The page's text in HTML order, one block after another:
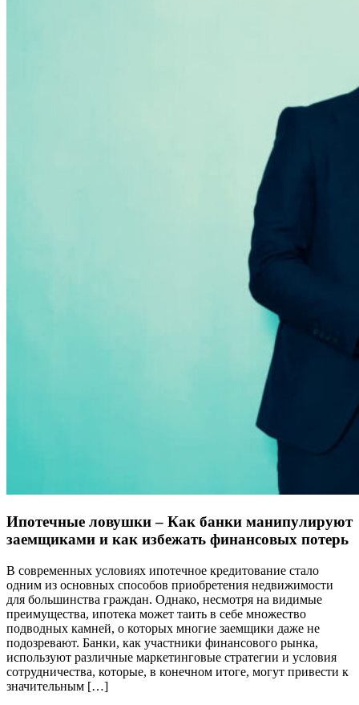
Ипотечные ловушки – Как банки манипулируют
заемщиками и как избежать финансовых потерь
В современных условиях ипотечное кредитование стало
одним из основных способов приобретения недвижимости
для большинства граждан. Однако, несмотря на видимые
преимущества, ипотека может таить в себе множество
подводных камней, о которых многие заемщики даже не
подозревают. Банки, как участники финансового рынка,
используют различные маркетинговые стратегии и условия
сотрудничества, которые, в конечном итоге, могут привести к
значительным […]